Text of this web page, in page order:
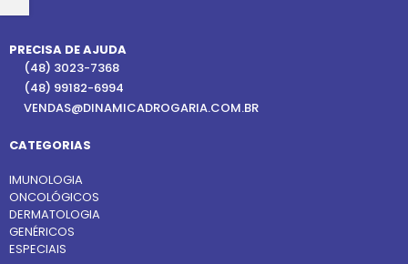
PRECISA DE AJUDA
(48) 3023-7368
(48) 99182-6994
VENDAS@DINAMICADROGARIA.COM.BR
CATEGORIAS
IMUNOLOGIA
ONCOLÓGICOS
DERMATOLOGIA
GENÉRICOS
ESPECIAIS